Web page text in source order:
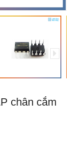
chân cắm